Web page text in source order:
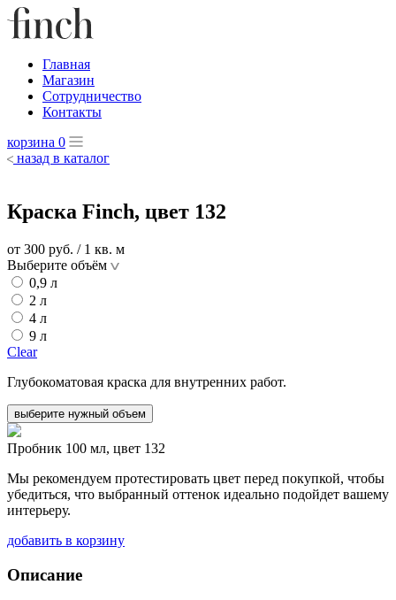
Главная
Магазин
Сотрудничество
Контакты
корзина 0
назад в каталог
Краска Finch, цвет 132
от 300 руб. / 1 кв. м
Выберите объём
0,9 л
2 л
4 л
9 л
Clear
Глубокоматовая краска для внутренних работ.
выберите нужный объем
Пробник 100 мл, цвет 132
Мы рекомендуем протестировать цвет перед покупкой, чтобы
убедиться, что выбранный оттенок идеально подойдет вашему
интерьеру.
добавить в корзину
Описание